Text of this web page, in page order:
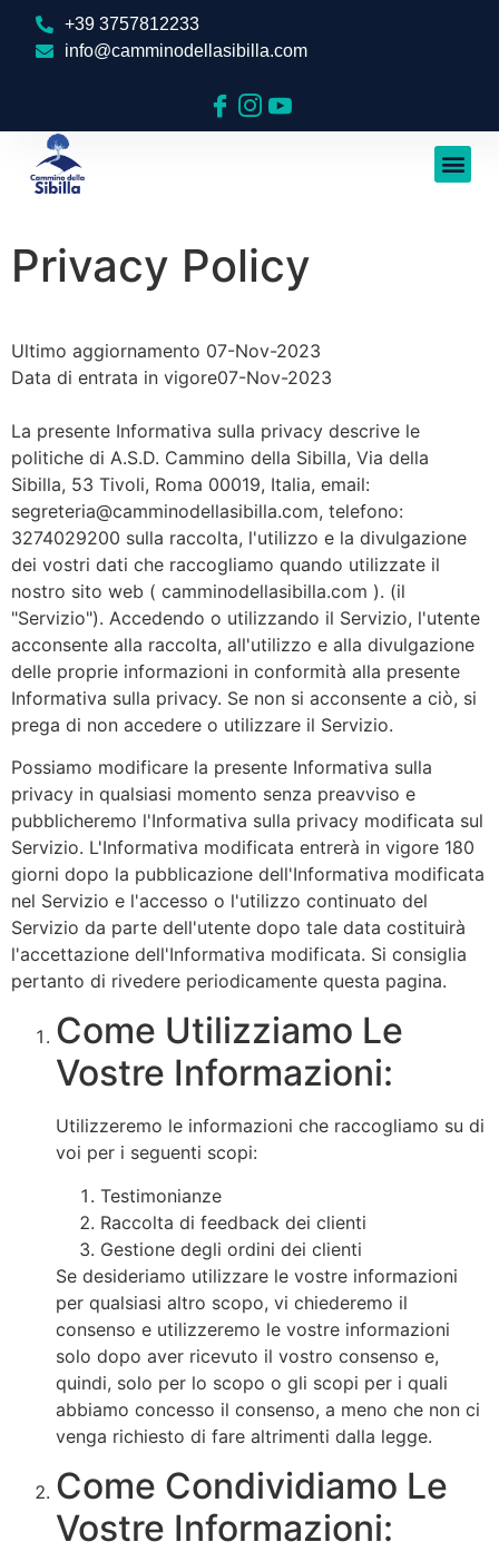
+39 3757812233
info@camminodellasibilla.com
Privacy Policy
Ultimo aggiornamento 07-Nov-2023
Data di entrata in vigore07-Nov-2023
La presente Informativa sulla privacy descrive le
politiche di A.S.D. Cammino della Sibilla, Via della
Sibilla, 53 Tivoli, Roma 00019, Italia, email:
segreteria@camminodellasibilla.com, telefono:
3274029200 sulla raccolta, l'utilizzo e la divulgazione
dei vostri dati che raccogliamo quando utilizzate il
nostro sito web ( camminodellasibilla.com ). (il
"Servizio"). Accedendo o utilizzando il Servizio, l'utente
acconsente alla raccolta, all'utilizzo e alla divulgazione
delle proprie informazioni in conformità alla presente
Informativa sulla privacy. Se non si acconsente a ciò, si
prega di non accedere o utilizzare il Servizio.
Possiamo modificare la presente Informativa sulla
privacy in qualsiasi momento senza preavviso e
pubblicheremo l'Informativa sulla privacy modificata sul
Servizio. L'Informativa modificata entrerà in vigore 180
giorni dopo la pubblicazione dell'Informativa modificata
nel Servizio e l'accesso o l'utilizzo continuato del
Servizio da parte dell'utente dopo tale data costituirà
l'accettazione dell'Informativa modificata. Si consiglia
pertanto di rivedere periodicamente questa pagina.
Come Utilizziamo Le
Vostre Informazioni:
Utilizzeremo le informazioni che raccogliamo su di
voi per i seguenti scopi:
Testimonianze
Raccolta di feedback dei clienti
Gestione degli ordini dei clienti
Se desideriamo utilizzare le vostre informazioni
per qualsiasi altro scopo, vi chiederemo il
consenso e utilizzeremo le vostre informazioni
solo dopo aver ricevuto il vostro consenso e,
quindi, solo per lo scopo o gli scopi per i quali
abbiamo concesso il consenso, a meno che non ci
venga richiesto di fare altrimenti dalla legge.
Come Condividiamo Le
Vostre Informazioni: